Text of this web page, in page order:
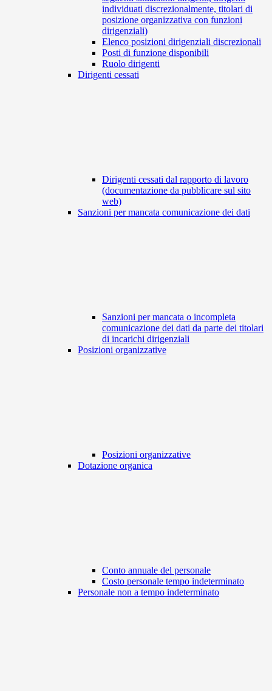
individuati discrezionalmente, titolari di
posizione organizzativa con funzioni
dirigenziali)
Elenco posizioni dirigenziali discrezionali
Posti di funzione disponibili
Ruolo dirigenti
Dirigenti cessati
Dirigenti cessati dal rapporto di lavoro
(documentazione da pubblicare sul sito
web)
Sanzioni per mancata comunicazione dei dati
Sanzioni per mancata o incompleta
comunicazione dei dati da parte dei titolari
di incarichi dirigenziali
Posizioni organizzative
Posizioni organizzative
Dotazione organica
Conto annuale del personale
Costo personale tempo indeterminato
Personale non a tempo indeterminato